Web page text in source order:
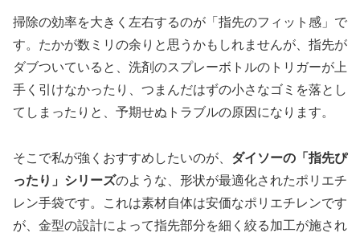
掃除の効率を大きく左右するのが「指先のフィット感」で
す。たかが数ミリの余りと思うかもしれませんが、指先が
ダブついていると、洗剤のスプレーボトルのトリガーが上
手く引けなかったり、つまんだはずの小さなゴミを落とし
てしまったりと、予期せぬトラブルの原因になります。
そこで私が強くおすすめしたいのが、 ダイソーの「指先ぴ
ったり」シリーズのような、形状が最適化されたポリエチ
レン手袋です。これは素材自体は安価なポリエチレンです
が、金型の設計によって指先部分を細く絞る加工が施され